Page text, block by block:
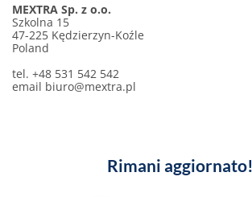
MEXTRA Sp. z o.o.
Szkolna 15
47-225 Kędzierzyn-Koźle
Poland
tel. +48 531 542 542
email biuro@mextra.pl
Rimani aggiornato!